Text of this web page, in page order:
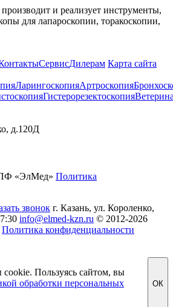
и реализует инструменты,
для лапароскопии, торакоскопии,
СервисДилерам Карта сайта
ЛарингоскопияАртроскопия
Гистерорезектоскопия
д.120Д
«ЭлМед» Политика
звонок г. Казань, ул. Короленко,
info@elmed-kzn.ru © 2012-2026
Политика конфиденциальности
Пользуясь сайтом, вы
обработки персональных
ОК